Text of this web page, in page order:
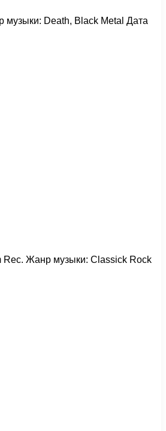
музыки: Death, Black Metal Дата
Rec. Жанр музыки: Classick Rock